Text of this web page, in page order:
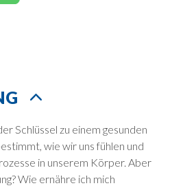
Schlüssel zu einem gesunden
wie wir uns fühlen und
in unserem Körper. Aber
Wie ernähre ich mich